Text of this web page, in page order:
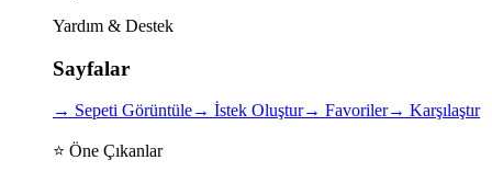
Yardım & Destek
Sayfalar
→ Sepeti Görüntüle→ İstek Oluştur→ Favoriler→ Karşılaştır
⭐ Öne Çıkanlar